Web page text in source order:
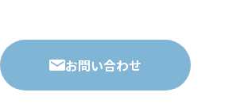
お問い合わせ